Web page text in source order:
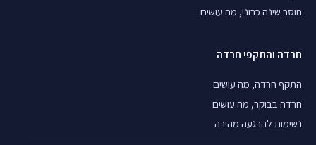
חוסר שינה כרוני, מה עושים
חרדה והתקפי חרדה
התקף חרדה, מה עושים
חרדה בבוקר, מה עושים
נשימות להרגעה מהירה